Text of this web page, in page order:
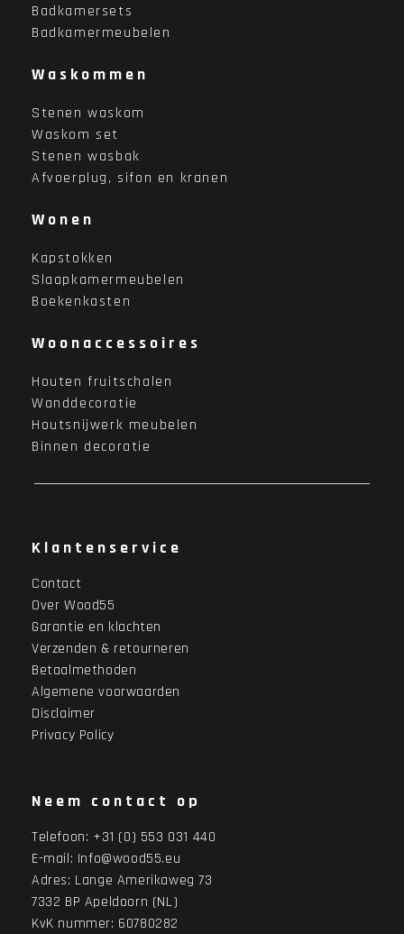
Badkamersets
Badkamermeubelen
Waskommen
Stenen waskom
Waskom set
Stenen wasbak
Afvoerplug, sifon en kranen
Wonen
Kapstokken
Slaapkamermeubelen
Boekenkasten
Woonaccessoires
Houten fruitschalen
Wanddecoratie
Houtsnijwerk meubelen
Binnen decoratie
Klantenservice
Contact
Over Wood55
Garantie en klachten
Verzenden & retourneren
Betaalmethoden
Algemene voorwaarden
Disclaimer
Privacy Policy
Neem contact op
Telefoon: +31 (0) 553 031 440
E-mail: Info@wood55.eu
Adres: Lange Amerikaweg 73
7332 BP Apeldoorn (NL)
KvK nummer: 60780282